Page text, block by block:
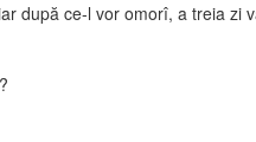
după ce-l vor omorî, a treia zi